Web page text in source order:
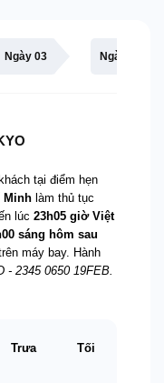
Ngày 03 Ngày 04
tại điểm hẹn
Minh làm thủ tục
lúc23h05 giờ Việt
sáng hôm sau
máy bay. Hành
- 2345 0650 19FEB.
Trưa Tối